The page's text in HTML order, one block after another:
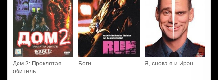
Дом 2: Проклятая
обитель
Беги Я, снова я и Ирэн